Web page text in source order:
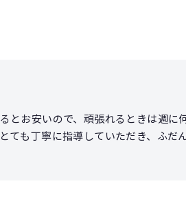
とお安いので、頑張れるときは週に
ても丁寧に指導していただき、ふだ
ッキリし写真でも姿勢改善や引き締